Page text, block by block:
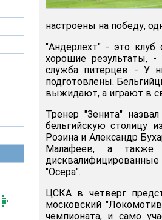
настроены на победу,
"Андерлехт" - это
хорошие результаты, -
служба питерцев. - У
подготовлены.
выжидают, а играют в
Тренер "Зенита"
бельгийскую столицу
Розина и Александр
Малафеев, а также
дисквалифицированные
"Осера".
ЦСКА в четверг
московский
чемпионата, и само